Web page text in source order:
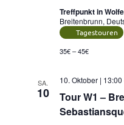
Treffpunkt in
Breitenbrunn,
Tagestouren
35€ – 45€
SA.
10
Tour W1 –
10. Oktober | 13:00